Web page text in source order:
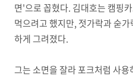
면'으로 꼽혔다. 김대호는 캠핑
먹으려고 했지만, 젓가락과 숟
하게 그려졌다.
그는 소면을 잘라 포크처럼 사